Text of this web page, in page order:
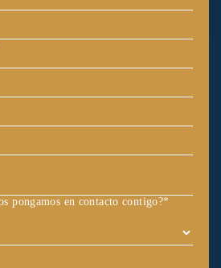
pongamos en contacto contigo?*